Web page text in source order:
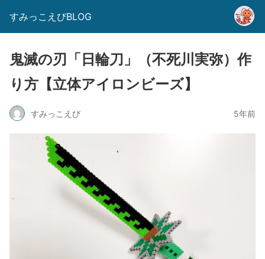
すみっこえびBLOG
鬼滅の刃「日輪刀」（不死川実弥）作
り方【立体アイロンビーズ】
すみっこえび 5年前